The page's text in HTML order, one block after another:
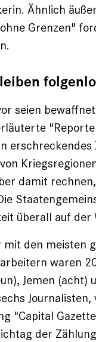
Ähnlich
Grenzen"
seien
damit
überall auf der
mit den meisten
waren
Jemen (acht)
"Capital
der